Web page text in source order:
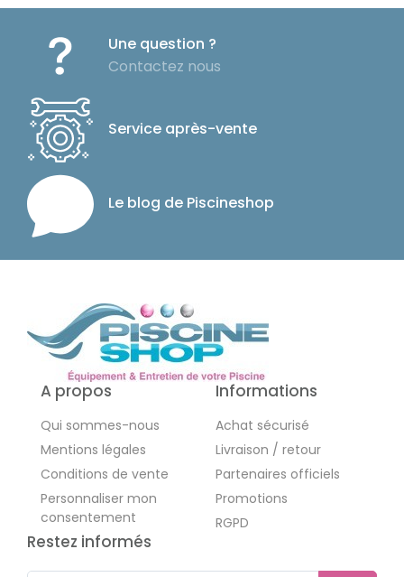
Une question ?
Contactez nous
Service après-vente
Le blog de Piscineshop
A propos
Qui sommes-nous
Mentions légales
Conditions de vente
Personnaliser mon
consentement
Informations
Achat sécurisé
Livraison / retour
Partenaires officiels
Promotions
RGPD
Restez informés